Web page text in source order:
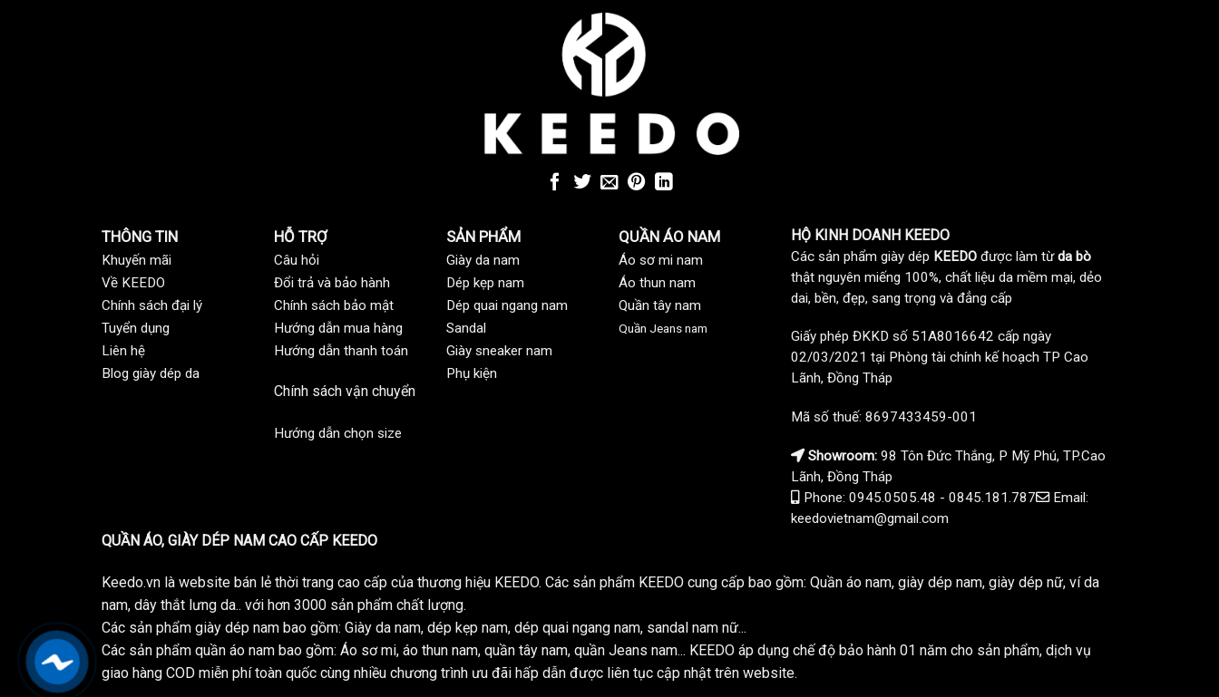
THÔNG TIN
Khuyến mãi
Về KEEDO
Chính sách đại lý
Tuyển dụng
Liên hệ
Blog giày dép da
HỖ TRỢ
Câu hỏi
Đổi trả và bảo hành
Chính sách bảo mật
Hướng dẫn mua hàng
Hướng dẫn thanh toán
Chính sách vận chuyển
Hướng dẫn chọn size
SẢN PHẨM
Giày da nam
Dép kẹp nam
Dép quai ngang nam
Sandal
Giày sneaker nam
Phụ kiện
QUẦN ÁO NAM
Áo sơ mi nam
Áo thun nam
Quần tây nam
Quần Jeans nam
HỘ KINH DOANH KEEDO
Các sản phẩm giày dép KEEDO được làm từda bò
thật nguyên miếng 100%, chất liệu da mềm mại, dẻo
dai, bền, đẹp, sang trọng và đẳng cấp
Giấy phép ĐKKD số 51A8016642 cấp ngày
02/03/2021 tại Phòng tài chính kế hoạch TP Cao
Lãnh, Đồng Tháp
Mã số thuế: 8697433459-001
Showroom: 98 Tôn Đức Thắng, P Mỹ Phú, TP.Cao
Lãnh, Đồng Tháp
Phone: 0945.0505.48 - 0845.181.787
Email:
keedovietnam@gmail.com
QUẦN ÁO, GIÀY DÉP NAM CAO CẤP KEEDO
Keedo.vn là website bán lẻ thời trang cao cấp của thương hiệu KEEDO. Các sản phẩm KEEDO cung cấp bao gồm: Quần áo nam, giày dép nam, giày dép nữ, ví da
nam, dây thắt lưng da.. với hơn 3000 sản phẩm chất lượng.
Các sản phẩm giày dép nam bao gồm: Giày da nam, dép kẹp nam, dép quai ngang nam, sandal nam nữ...
Các sản phẩm quần áo nam bao gồm: Áo sơ mi, áo thun nam, quần tây nam, quần Jeans nam... KEEDO áp dụng chế độ bảo hành 01 năm cho sản phẩm, dịch vụ
giao hàng COD miễn phí toàn quốc cùng nhiều chương trình ưu đãi hấp dẫn được liên tục cập nhật trên website.